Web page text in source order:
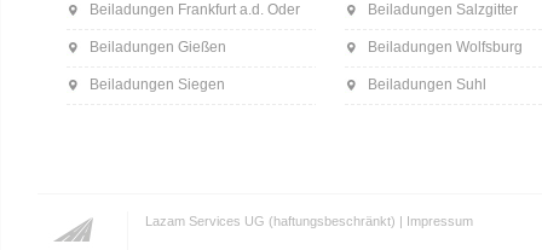
Beiladungen Frankfurt a.d. Oder
Beiladungen Gießen
Beiladungen Siegen
Beiladungen Salzgitter
Beiladungen Wolfsburg
Beiladungen Suhl
Lazam Services UG (haftungsbeschränkt) | Impressum